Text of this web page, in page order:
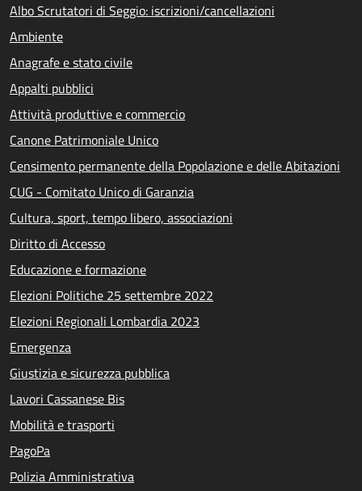
Albo Scrutatori di Seggio: iscrizioni/cancellazioni
Ambiente
Anagrafe e stato civile
Appalti pubblici
Attività produttive e commercio
Canone Patrimoniale Unico
Censimento permanente della Popolazione e delle Abitazioni
CUG - Comitato Unico di Garanzia
Cultura, sport, tempo libero, associazioni
Diritto di Accesso
Educazione e formazione
Elezioni Politiche 25 settembre 2022
Elezioni Regionali Lombardia 2023
Emergenza
Giustizia e sicurezza pubblica
Lavori Cassanese Bis
Mobilità e trasporti
PagoPa
Polizia Amministrativa